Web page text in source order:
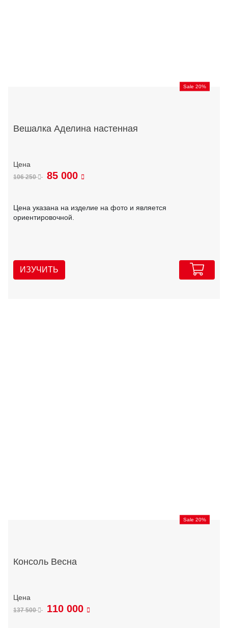
Sale 20%
Вешалка Аделина настенная
106 250 85 000
Цена указана на изделие на фото и является
ориентировочной.
ИЗУЧИТЬ
Sale 20%
Консоль Весна
137 500 110 000